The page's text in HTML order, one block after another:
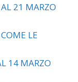
AL 21 MARZO
LE
14 MARZO